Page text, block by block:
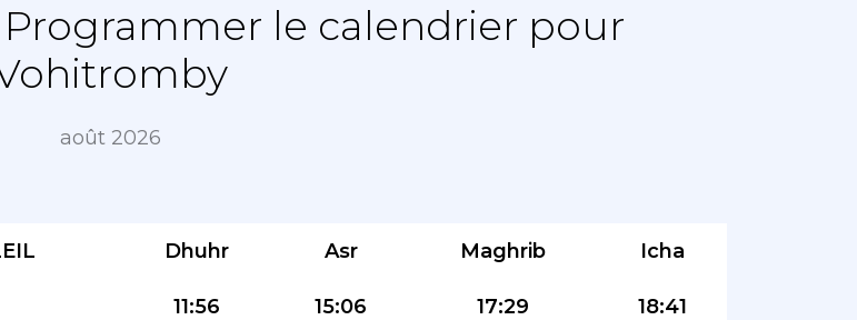
le calendrier pour
août 2026
Dhuhr Asr Maghrib Icha
11:56 15:06 17:29 18:41